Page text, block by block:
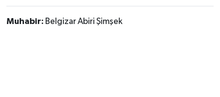
Muhabir: Belgizar Abiri Şimşek